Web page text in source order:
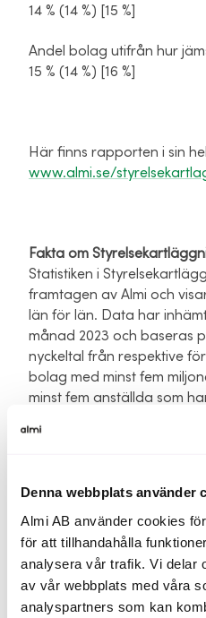
Denna webbplats använder
Almi AB använder cookies
för att tillhandahålla
analysera vår trafik. Vi delar
av vår webbplats med våra
analyspartners som kan
14 % (14 %) [15 %]
Andel bolag utifrån hur
15 % (14 %) [16 %]
Här finns rapporten i sin
www.almi.se/
Fakta om
Statistiken i
framtagen av Almi och
län för län. Data har
månad 2023 och baseras
nyckeltal från respektive
bolag med minst fem
minst fem anställda som
121 930 bolag med minst
fem anställda.
64 375 bolag minst två
styrelsen.
Första kartläggningen